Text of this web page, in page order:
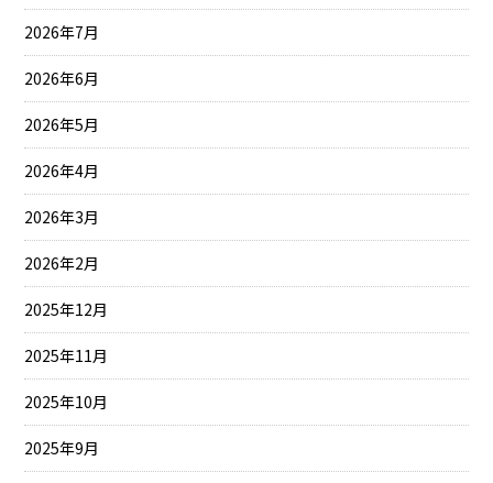
2026年7月
2026年6月
2026年5月
2026年4月
2026年3月
2026年2月
2025年12月
2025年11月
2025年10月
2025年9月